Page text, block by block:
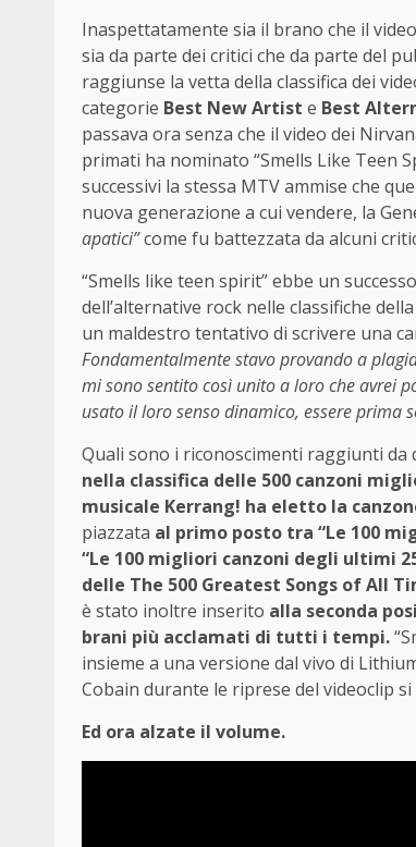
Inaspettatamente sia il brano che il
sia da parte dei critici che da parte del
raggiunse la vetta della classifica dei
categorie Best New Artist e Best
passava ora senza che il video dei
primati ha nominato “Smells Like Teen
successivi la stessa MTV ammise che
nuova generazione a cui vendere, la
apatici”come fu battezzata da alcuni
“Smells like teen spirit” ebbe un
dell’alternative rock nelle classifiche
un maldestro tentativo di scrivere una
Fondamentalmente stavo provando a
mi sono sentito così unito a loro che avrei
usato il loro senso dinamico, essere prima
Quali sono i riconoscimenti raggiunti da
nella classifica delle 500 canzoni
musicale Kerrang! ha eletto la
piazzata al primo posto tra “Le 100
“Le 100 migliori canzoni degli ultimi
delle The 500 Greatest Songs of All
è stato inoltre inserito alla seconda
brani più acclamati di tutti i tempi.
insieme a una versione dal vivo di
Cobain durante le riprese del videoclip
Ed ora alzate il volume.